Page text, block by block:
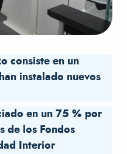
consiste en un
instalado nuevos
en un 75 % por
de los Fondos
Interior